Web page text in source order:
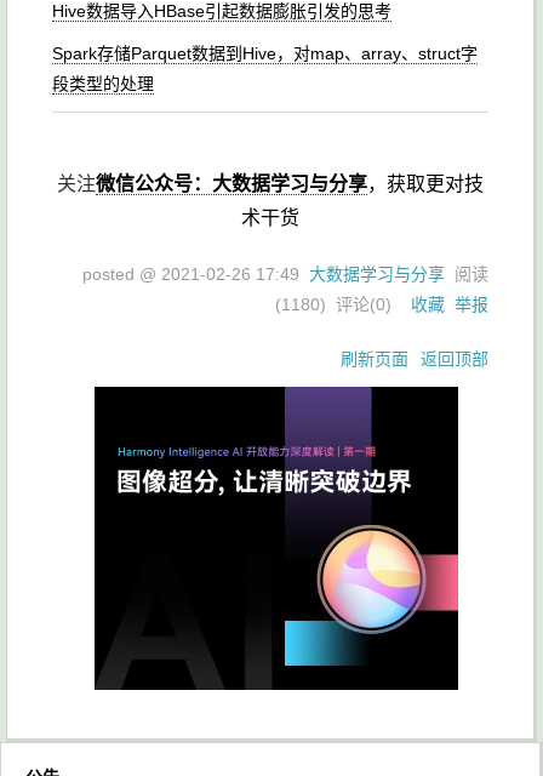
Hive数据导入HBase引起数据膨胀引发的思考
Spark存储Parquet数据到Hive，对map、array、struct字
段类型的处理
关注微信公众号：大数据学习与分享，获取更对技
术干货
posted @ 2021-02-26 17:49 大数据学习与分享 阅读
(1180) 评论(0) 收藏 举报
刷新页面 返回顶部